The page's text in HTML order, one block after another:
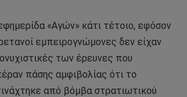
«Αγών» κάτι τέτοιο, εφόσον
εμπειρογνώμονες δεν είχαν
των έρευνες που
πάσης αμφιβολίας ότι το
από βόμβα στρατιωτικού